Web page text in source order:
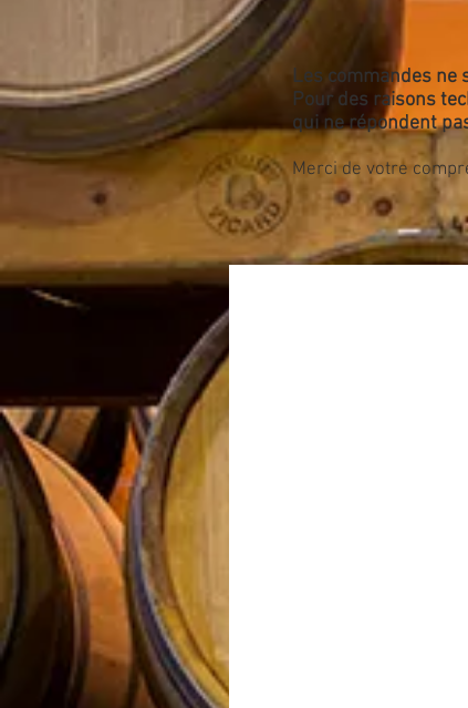
Les commandes
Pour des raisons
qui ne répondent
Merci de votre